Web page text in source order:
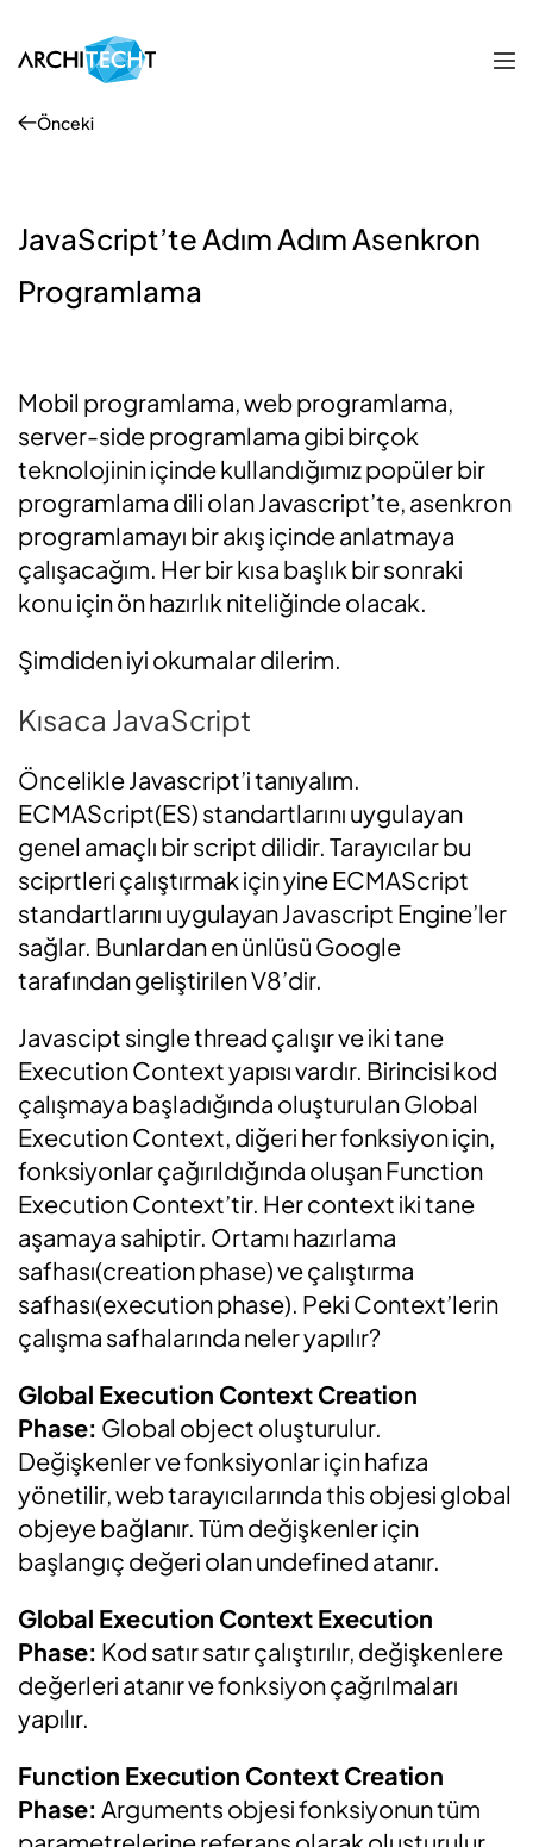
Önceki
JavaScript’te Adım Adım Asenkron
Programlama
Mobil programlama, web programlama,
server-side programlama gibi birçok
teknolojinin içinde kullandığımız popüler bir
programlama dili olan Javascript’te, asenkron
programlamayı bir akış içinde anlatmaya
çalışacağım. Her bir kısa başlık bir sonraki
konu için ön hazırlık niteliğinde olacak.
Şimdiden iyi okumalar dilerim.
Kısaca JavaScript
Öncelikle Javascript’i tanıyalım.
ECMAScript(ES) standartlarını uygulayan
genel amaçlı bir script dilidir. Tarayıcılar bu
sciprtleri çalıştırmak için yine ECMAScript
standartlarını uygulayan Javascript Engine’ler
sağlar. Bunlardan en ünlüsü Google
tarafından geliştirilen V8’dir.
Javascipt single thread çalışır ve iki tane
Execution Context yapısı vardır. Birincisi kod
çalışmaya başladığında oluşturulan Global
Execution Context, diğeri her fonksiyon için,
fonksiyonlar çağırıldığında oluşan Function
Execution Context’tir. Her context iki tane
aşamaya sahiptir. Ortamı hazırlama
safhası(creation phase) ve çalıştırma
safhası(execution phase). Peki Context’lerin
çalışma safhalarında neler yapılır?
Global Execution Context Creation
Phase: Global object oluşturulur.
Değişkenler ve fonksiyonlar için hafıza
yönetilir, web tarayıcılarında this objesi global
objeye bağlanır. Tüm değişkenler için
başlangıç değeri olan undefined atanır.
Global Execution Context Execution
Phase: Kod satır satır çalıştırılır, değişkenlere
değerleri atanır ve fonksiyon çağrılmaları
yapılır.
Function Execution Context Creation
Phase: Arguments objesi fonksiyonun tüm